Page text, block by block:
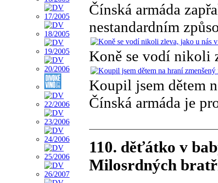
Čínská armáda
nestandardním
Koně se vodí nikoli
Koupil jsem dětem
Čínská armáda je
110. děťátko v
Milosrdných